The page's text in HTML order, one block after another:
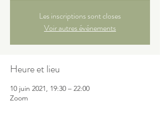
Les inscriptions sont closes
Voir autres événements
Heure et lieu
10 juin 2021, 19:30 – 22:00
Zoom